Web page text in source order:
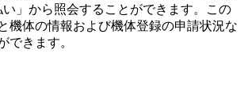
」から照会することができます。この
機体の情報および機体登録の申請状況な
できます。